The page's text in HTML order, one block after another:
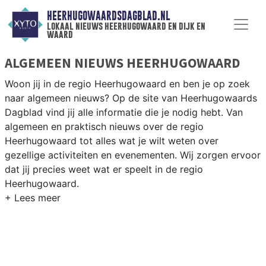
HEERHUGOWAARDSDAGBLAD.NL
lokaal nieuws heerhugowaard en dijk en
waard
ALGEMEEN NIEUWS HEERHUGOWAARD
Woon jij in de regio Heerhugowaard en ben je op zoek
naar algemeen nieuws? Op de site van Heerhugowaards
Dagblad vind jij alle informatie die je nodig hebt. Van
algemeen en praktisch nieuws over de regio
Heerhugowaard tot alles wat je wilt weten over
gezellige activiteiten en evenementen. Wij zorgen ervoor
dat jij precies weet wat er speelt in de regio
Heerhugowaard.